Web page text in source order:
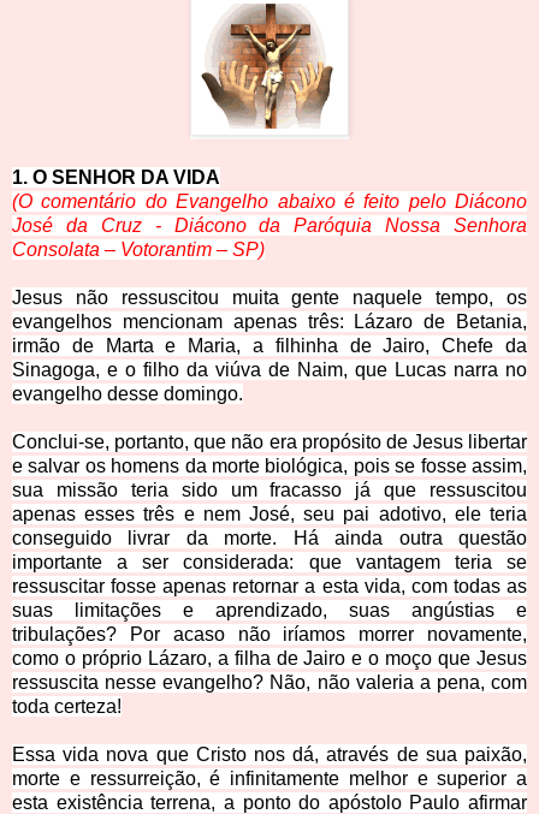
1. O SENHOR DA V IDA
(O comentário do Evangelho abaixo é feito pelo Diácono
José da Cruz - Diácono da Paróquia Nossa Senhora
Consolata – Votorantim – SP)
Jesus não ressuscitou muita gente naquele tempo, os
evangelhos mencionam apenas três: Lázaro de Betania,
irmão de Marta e Maria, a filhinha de Jairo, Chefe da
Sinagoga, e o filho da viúva de Naim, que Lucas narra no
evangelho desse domingo.
Conclui-se, portanto, que não era propósito de Jesus libertar
e salvar os homens da morte biológica, pois se fosse assim,
sua missão teria sido um fracasso já que ressuscitou
apenas esses três e nem José, seu pai adotivo, ele teria
conseguido livrar da morte. Há ainda outra questão
importante a ser considerada: que vantagem teria se
ressuscitar fosse apenas retornar a esta vida, com todas as
suas limitações e aprendizado, suas angústias e
tribulações? Por acaso não iríamos morrer novamente,
como o próprio Lázaro, a filha de Jairo e o moço que Jesus
ressuscita nesse evangelho? Não, não valeria a pena, com
toda certeza!
Essa vida nova que Cristo nos dá, através de sua paixão,
morte e ressurreição, é infinitamente melhor e superior a
esta existência terrena, a ponto do apóstolo Paulo afirmar